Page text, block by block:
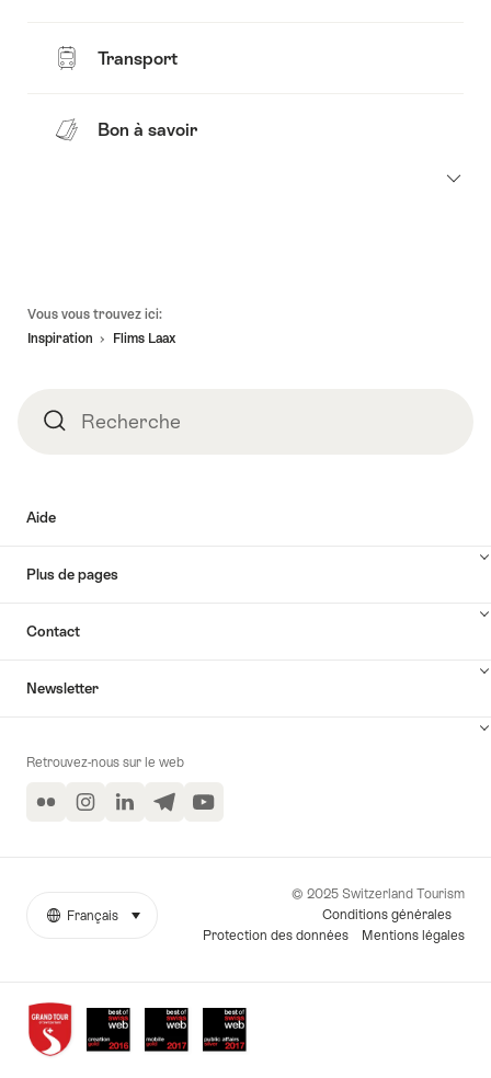
Transport
Bon à savoir
Vous vous trouvez ici:
Inspiration
Flims Laax
RechercheRecherche
Aide
Plus de pages
Contact
Newsletter
Retrouvez-nous sur le web
Flickr InstagramLinkedInTelegramYouTube
Awards
More
© 2025 Switzerland Tourism
Conditions générales
Protection des données
Mentions légales
Langue
Français sélectionner (cliquer pour afficher)